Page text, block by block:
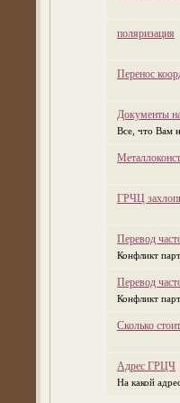
поляризация
Перенос
Документы
Все, что Вам
ГРЧЦ
Перевод
Конфликт
Перевод
Конфликт
Сколько
Адрес ГРЦЧ
На какой